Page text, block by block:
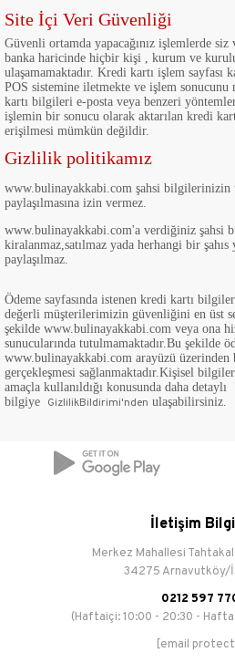
Site İçi Veri Güvenliği
Güvenli ortamda yapacağınız işlemlerde siz
banka haricinde hiçbir kişi , kurum ve
ulaşamamaktadır. Kredi kartı işlem
POS sistemine iletmekte ve işlem
kartı bilgileri e-posta veya benzeri
işlemin bir sonucu olarak aktarılan kredi
erişilmesi mümkün değildir.
Gizlilik politikamız
www.bulinayakkabi.com şahsi bilgilerinizin
paylaşılmasına izin vermez.
www.bulinayakkabi.com'a verdiğiniz şahsi
kiralanmaz,satılmaz yada herhangi bir
paylaşılmaz.
Ödeme sayfasında istenen kredi kartı
değerli müşterilerimizin güvenliğini en üst
şekilde www.bulinayakkabi.com veya ona
sunucularında tutulmamaktadır.Bu şekilde
www.bulinayakkabi.com arayüzü üzerinden
gerçekleşmesi sağlanmaktadır.Kişisel
amaçla kullanıldığı konusunda daha detaylı
bilgiye GizlilikBildirimi'nden ulaşabilirsiniz.
İletişim
Merkez Mahallesi
34275 Arnavutköy/
0212 597
(Haftaiçi: 10:00 - 20:30 -
[email